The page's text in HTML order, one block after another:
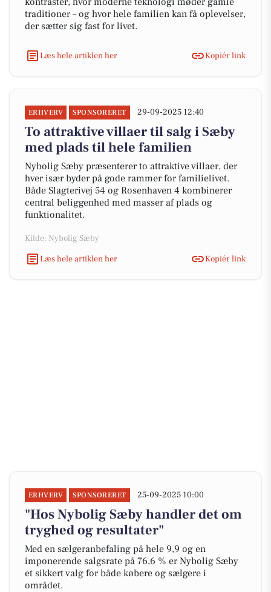
traditioner – og hvor hele familien kan få oplevelser,
der sætter sig fast for livet.
Læs hele artiklen her Kopiér link
ERHVERV SPONSORERET 29-09-2025 12:40
To attraktive villaer til salg i Sæby
med plads til hele familien
Nybolig Sæby præsenterer to attraktive villaer, der
hver især byder på gode rammer for familielivet.
Både Slagterivej 54 og Rosenhaven 4 kombinerer
central beliggenhed med masser af plads og
funktionalitet.
Kilde: Nybolig Sæby
Læs hele artiklen her
Kopiér link
ERHVERV SPONSORERET 25-09-2025 10:00
"Hos Nybolig Sæby handler det om
tryghed og resultater"
Med en sælgeranbefaling på hele 9,9 og en
imponerende salgsrate på 76,6 % er Nybolig Sæby
et sikkert valg for både købere og sælgere i
området.